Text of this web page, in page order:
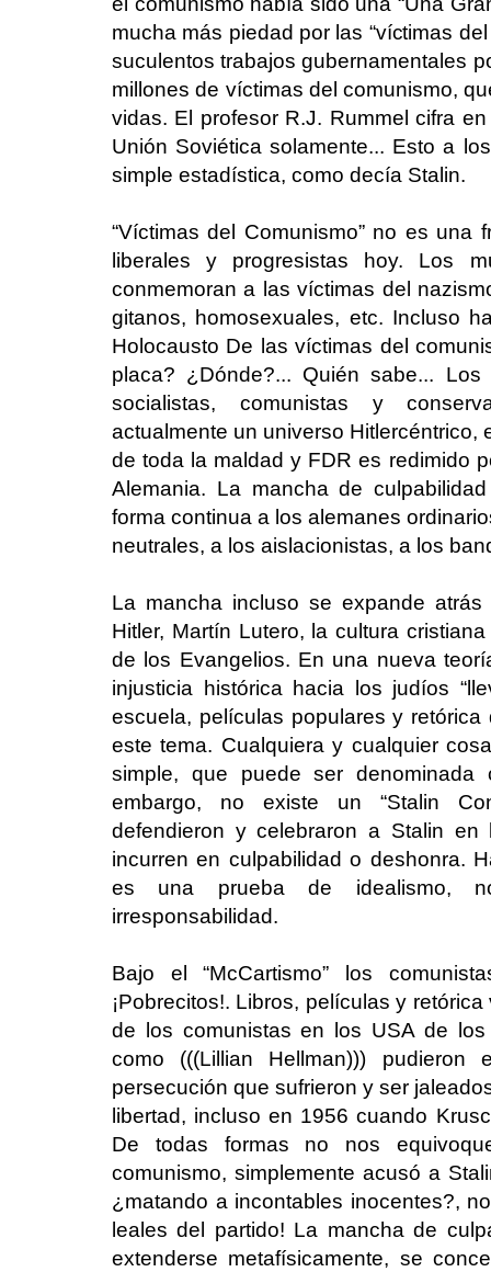
mucha más piedad por las “víctimas
suculentos trabajos gubernamentales
millones de víctimas del comunismo,
vidas. El profesor R.J. Rummel cifra
Unión Soviética solamente... Esto a
simple estadística, como decía Stalin.
“Víctimas del Comunismo” no es
liberales y progresistas hoy. Los
conmemoran a las víctimas del
gitanos, homosexuales, etc. Incluso
Holocausto De las víctimas del
placa? ¿Dónde?... Quién sabe... Los
socialistas, comunistas y
actualmente un universo Hitlercéntrico,
de toda la maldad y FDR es redimido
Alemania. La mancha de
forma continua a los alemanes
neutrales, a los aislacionistas, a los
La mancha incluso se expande
Hitler, Martín Lutero, la cultura
de los Evangelios. En una nueva
injusticia histórica hacia los judíos
escuela, películas populares y
este tema. Cualquiera y cualquier
simple, que puede ser denominada
embargo, no existe un “Stalin
defendieron y celebraron a Stalin
incurren en culpabilidad o deshonra.
es una prueba de idealismo,
irresponsabilidad.
Bajo el “McCartismo” los
¡Pobrecitos!. Libros, películas y
de los comunistas en los USA de
como (((Lillian Hellman))) pudieron
persecución que sufrieron y ser
libertad, incluso en 1956 cuando
De todas formas no nos
comunismo, simplemente acusó a
¿matando a incontables inocentes?,
leales del partido! La mancha de
extenderse metafísicamente, se